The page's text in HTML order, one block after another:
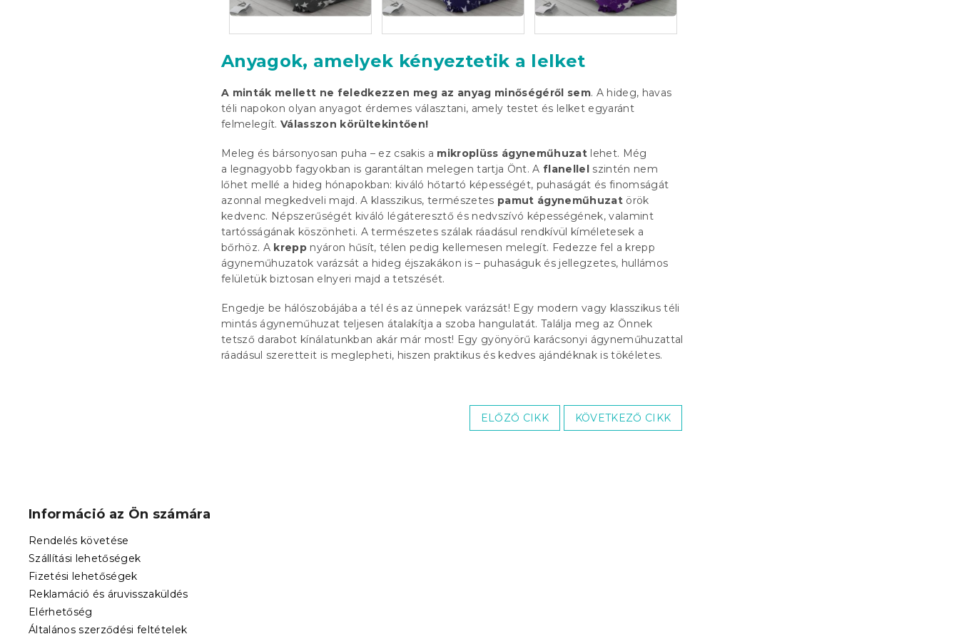
Anyagok, amelyek kényeztetik a lelket
A minták mellett ne feledkezzen meg az anyag minőségéről sem. A hideg, havas
téli napokon olyan anyagot érdemes választani, amely testet és lelket egyaránt
felmelegít.Válasszon körültekintően!
Meleg és bársonyosan puha – ez csakis a mikroplüss ágyneműhuzat lehet. Még
a legnagyobb fagyokban is garantáltan melegen tartja Önt. Aflanellel szintén nem
lőhet mellé a hideg hónapokban: kiváló hőtartó képességét, puhaságát és finomságát
azonnal megkedveli majd. A klasszikus, természetes pamut ágyneműhuzat örök
kedvenc. Népszerűségét kiváló légáteresztő és nedvszívó képességének, valamint
tartósságának köszönheti. A természetes szálak ráadásul rendkívül kíméletesek a
bőrhöz. A krepp nyáron hűsít, télen pedig kellemesen melegít. Fedezze fel a krepp
ágyneműhuzatok varázsát a hideg éjszakákon is – puhaságuk és jellegzetes, hullámos
felületük biztosan elnyeri majd a tetszését.
Engedje be hálószobájába a tél és az ünnepek varázsát! Egy modern vagy klasszikus téli
mintás ágyneműhuzat teljesen átalakítja a szoba hangulatát. Találja meg az Önnek
tetsző darabot kínálatunkban akár már most! Egy gyönyörű karácsonyi ágyneműhuzattal
ráadásul szeretteit is meglepheti, hiszen praktikus és kedves ajándéknak is tökéletes.
ELŐZŐ CIKK KÖVETKEZŐ CIKK
Információ az Ön számára
Rendelés követése
Szállítási lehetőségek
Fizetési lehetőségek
Reklamáció és áruvisszaküldés
Elérhetőség
Általános szerződési feltételek